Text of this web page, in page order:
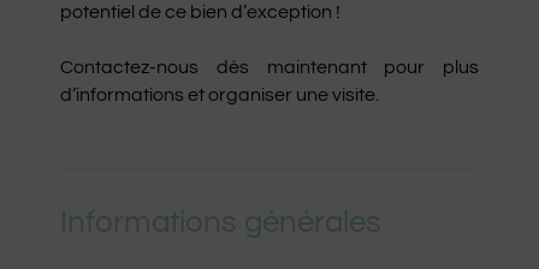
potentiel de ce bien d’exception !
Contactez-nous dès maintenant pour plus
d’informations et organiser une visite.
Informations générales